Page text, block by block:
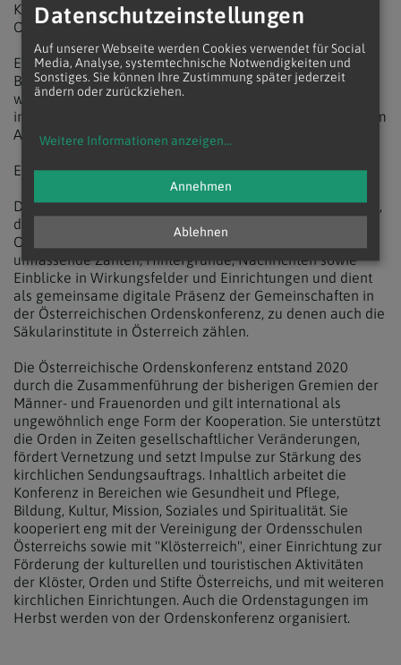
Klösterliche Räume sind zudem häufig Orte der Stille und
Orientierung.
Ein wichtiges Wirkungsfeld liegt zudem in der sozialen
Begleitung: Ordensgemeinschaften unterstützen
wohnungslose Menschen, begleiten Flüchtlinge, beraten
in Krisensituationen und bieten niederschwellige Hilfen im
Alltag.
Enge Frauen-Männer-Kooperation
Die Daten stammen vom Portal ordensgemeinschaften.at,
der zentralen Informationsplattform der
Ordensgemeinschaften Österreich. Die Seite bietet
umfassende Zahlen, Hintergründe, Nachrichten sowie
Einblicke in Wirkungsfelder und Einrichtungen und dient
als gemeinsame digitale Präsenz der Gemeinschaften in
der Österreichischen Ordenskonferenz, zu denen auch die
Säkularinstitute in Österreich zählen.
Die Österreichische Ordenskonferenz entstand 2020
durch die Zusammenführung der bisherigen Gremien der
Männer- und Frauenorden und gilt international als
ungewöhnlich enge Form der Kooperation. Sie unterstützt
die Orden in Zeiten gesellschaftlicher Veränderungen,
fördert Vernetzung und setzt Impulse zur Stärkung des
kirchlichen Sendungsauftrags. Inhaltlich arbeitet die
Konferenz in Bereichen wie Gesundheit und Pflege,
Bildung, Kultur, Mission, Soziales und Spiritualität. Sie
kooperiert eng mit der Vereinigung der Ordensschulen
Österreichs sowie mit "Klösterreich", einer Einrichtung zur
Förderung der kulturellen und touristischen Aktivitäten
der Klöster, Orden und Stifte Österreichs, und mit weiteren
kirchlichen Einrichtungen. Auch die Ordenstagungen im
Herbst werden von der Ordenskonferenz organisiert.
Datenschutzeinstellungen
Auf unserer Webseite werden Cookies verwendet für Social
Media, Analyse, systemtechnische Notwendigkeiten und
Sonstiges. Sie können Ihre Zustimmung später jederzeit
ändern oder zurückziehen.
Weitere Informationen anzeigen...
Ablehnen
Annehmen